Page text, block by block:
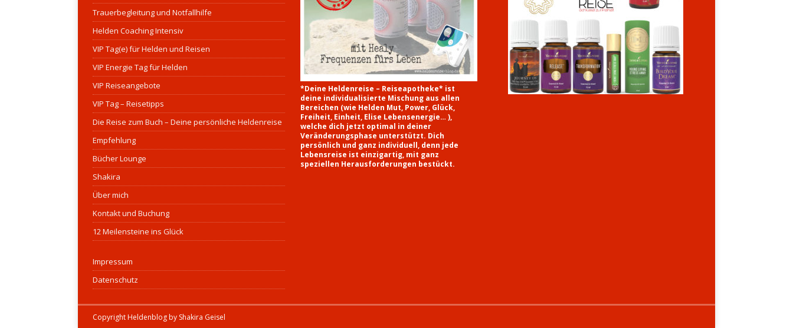
Trauerbegleitung und Notfallhilfe
Helden Coaching Intensiv
VIP Tag(e) für Helden und Reisen
VIP Energie Tag für Helden
VIP Reiseangebote
VIP Tag – Reisetipps
Die Reise zum Buch – Deine persönliche Heldenreise
Empfehlung
Bücher Lounge
Shakira
Über mich
Kontakt und Buchung
12 Meilensteine ins Glück
Impressum
Datenschutz
*Deine Heldenreise – Reiseapotheke* ist
deine individualisierte Mischung aus allen
Bereichen (wie Helden Mut, Power, Glück,
Freiheit, Einheit, Elise Lebensenergie… ),
welche dich jetzt optimal in deiner
Veränderungsphase unterstützt. Dich
persönlich und ganz individuell, denn jede
Lebensreise ist einzigartig, mit ganz
speziellen Herausforderungen bestückt.
Copyright Heldenblog by Shakira Geisel